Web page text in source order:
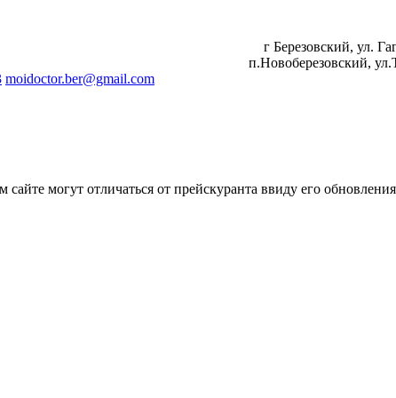
г Березовский, ул.
п.Новоберезовский,
moidoctor.ber@gmail.com
могут отличаться от прейскуранта ввиду его